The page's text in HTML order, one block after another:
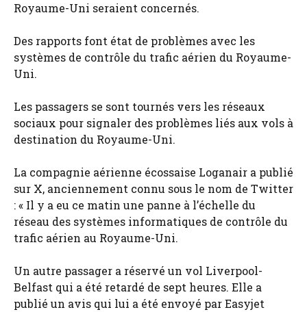
Royaume-Uni seraient concernés.
Des rapports font état de problèmes avec les
systèmes de contrôle du trafic aérien du Royaume-
Uni.
Les passagers se sont tournés vers les réseaux
sociaux pour signaler des problèmes liés aux vols à
destination du Royaume-Uni.
La compagnie aérienne écossaise Loganair a publié
sur X, anciennement connu sous le nom de Twitter
: « Il y a eu ce matin une panne à l’échelle du
réseau des systèmes informatiques de contrôle du
trafic aérien au Royaume-Uni.
Un autre passager a réservé un vol Liverpool-
Belfast qui a été retardé de sept heures. Elle a
publié un avis qui lui a été envoyé par Easyjet